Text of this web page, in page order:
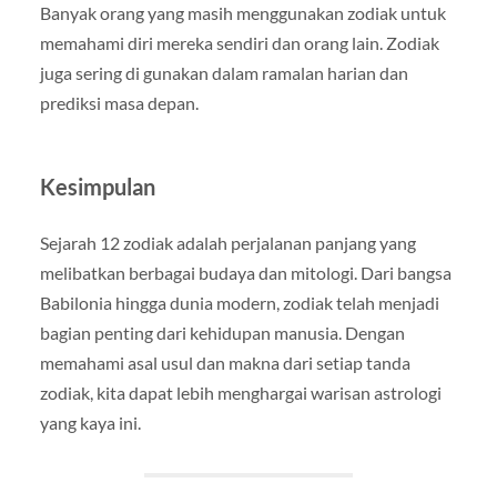
Banyak orang yang masih menggunakan zodiak untuk
memahami diri mereka sendiri dan orang lain. Zodiak
juga sering di gunakan dalam ramalan harian dan
prediksi masa depan.
Kesimpulan
Sejarah 12 zodiak adalah perjalanan panjang yang
melibatkan berbagai budaya dan mitologi. Dari bangsa
Babilonia hingga dunia modern, zodiak telah menjadi
bagian penting dari kehidupan manusia. Dengan
memahami asal usul dan makna dari setiap tanda
zodiak, kita dapat lebih menghargai warisan astrologi
yang kaya ini.